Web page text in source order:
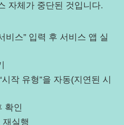
자체가 중단된 것입니다.
비스” 입력 후 서비스 앱 실
작 유형”을 자동(지연된 시
확인
재실행